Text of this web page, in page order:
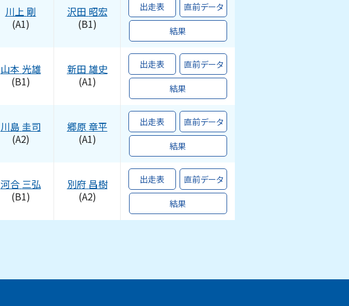
川上 剛
(A1)
沢田 昭宏
(B1)
出走表 直前データ
結果
山本 光雄
(B1)
新田 雄史
(A1)
出走表 直前データ
結果
川島圭司
(A2)
郷原章平
(A1)
出走表 直前データ
結果
河合 三弘
(B1)
別府 昌樹
(A2)
出走表 直前データ
結果